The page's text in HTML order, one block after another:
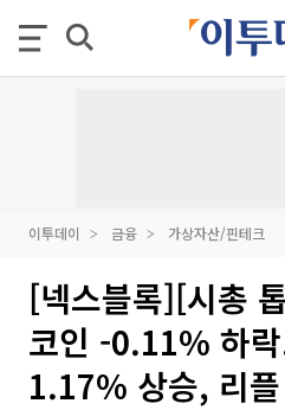
이투데이 금융 가상자산/핀테크
[넥스블록][시총
코인 -0.11% 하
1.17% 상승, 리